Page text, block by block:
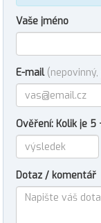
Vaše jméno
E-mail
Ověření: Kolik je 5
Dotaz / komentář